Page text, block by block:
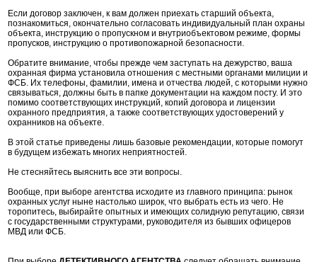
Если договор заключен, к вам должен приехать старший объекта,
познакомиться, окончательно согласовать индивидуальный план охраны
объекта, инструкцию о пропускном и внутриобъектовом режиме, формы
пропусков, инструкцию о противопожарной безопасности.
Обратите внимание, чтобы прежде чем заступать на дежурство, ваша
охранная фирма установила отношения с местными органами милиции и
ФСБ. Их телефоны, фамилии, имена и отчества людей, с которыми нужно
связываться, должны быть в папке документации на каждом посту. И это
помимо соответствующих инструкций, копий договора и лицензии
охранного предприятия, а также соответствующих удостоверений у
охранников на объекте.
В этой статье приведены лишь базовые рекомендации, которые помогут
в будущем избежать многих неприятностей.
Не стесняйтесь выяснить все эти вопросы.
Вообще, при выборе агентства исходите из главного принципа: рынок
охранных услуг ныне настолько широк, что выбрать есть из чего. Не
торопитесь, выбирайте опытных и имеющих солидную репутацию, связи
с государственными структурами, руководителя из бывших офицеров
МВД или ФСБ.